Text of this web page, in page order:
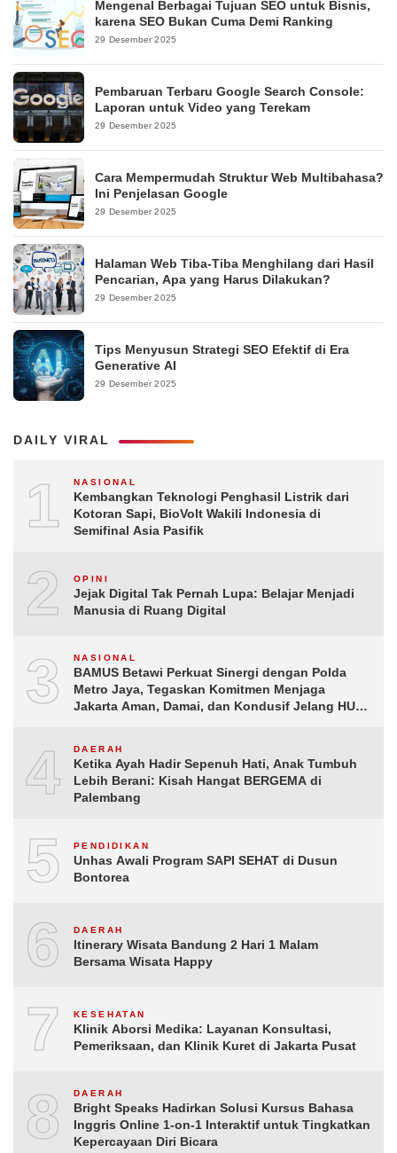
Mengenal Berbagai Tujuan SEO untuk Bisnis,
karena SEO Bukan Cuma Demi Ranking
29 Desember 2025
Pembaruan Terbaru Google Search Console:
Laporan untuk Video yang Terekam
29 Desember 2025
Cara Mempermudah Struktur Web Multibahasa?
Ini Penjelasan Google
29 Desember 2025
Halaman Web Tiba-Tiba Menghilang dari Hasil
Pencarian, Apa yang Harus Dilakukan?
29 Desember 2025
Tips Menyusun Strategi SEO Efektif di Era
Generative AI
29 Desember 2025
DAILY VIRAL
1
Kembangkan Teknologi Penghasil Listrik dari
Kotoran Sapi, BioVolt Wakili Indonesia di
Semifinal Asia Pasifik
2
Jejak Digital Tak Pernah Lupa: Belajar Menjadi
Manusia di Ruang Digital
3
BAMUS Betawi Perkuat Sinergi dengan Polda
Metro Jaya, Tegaskan Komitmen Menjaga
Jakarta Aman, Damai, dan Kondusif Jelang HUT
4
Ketika Ayah Hadir Sepenuh Hati, Anak Tumbuh
Lebih Berani: Kisah Hangat BERGEMA di
Palembang
5
Unhas Awali Program SAPI SEHAT di Dusun
Bontorea
6
Itinerary Wisata Bandung 2 Hari 1 Malam
Bersama Wisata Happy
7
Klinik Aborsi Medika: Layanan Konsultasi,
Pemeriksaan, dan Klinik Kuret di Jakarta Pusat
8
Bright Speaks Hadirkan Solusi Kursus Bahasa
Inggris Online 1-on-1 Interaktif untuk Tingkatkan
Kepercayaan Diri Bicara